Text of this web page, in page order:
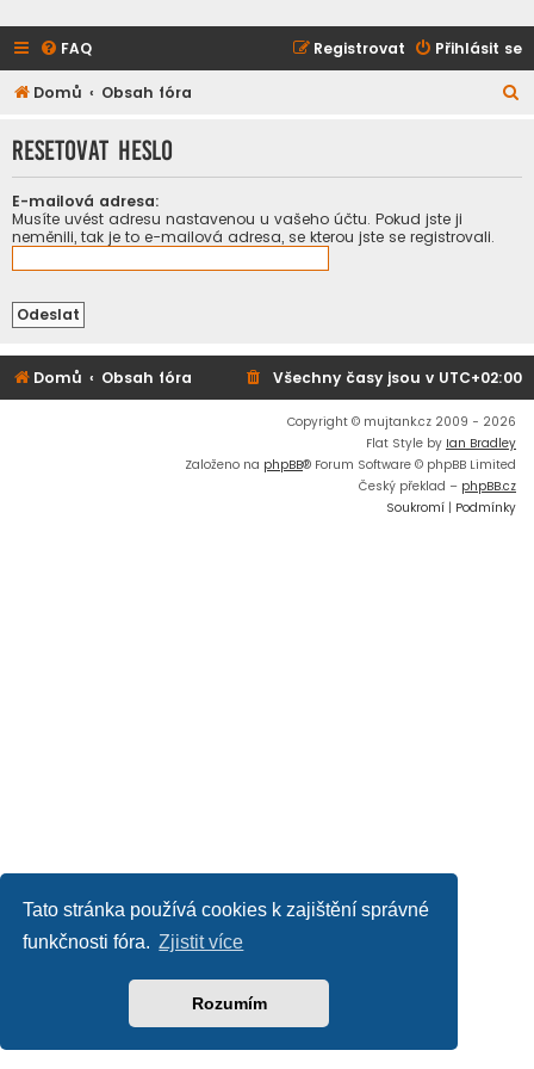
Tato stránka používá cookies k zajištění správné
funkčnosti fóra. Zjistit více
Rozumím
FAQ Přihlásit se
Registrovat
Domů Obsah fóra
d
Resetovat heslo
E-mailová adresa:
Musíte uvést adresu nastavenou u vašeho účtu. Pokud jste ji
neměnili, tak je to e-mailová adresa, se kterou jste se registrovali.
Domů Obsah fóra Všechny časy jsou v UTC+02:00
Copyright © mujtank.cz 2009 - 2026
Flat Style by Ian Bradley
Založeno na phpBB® Forum Software © phpBB Limited
Český překlad – phpBB.cz
Soukromí | Podmínky